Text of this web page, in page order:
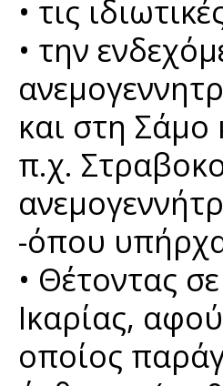
• τις
• την
και στη Σάμο
π.χ.
-όπου
• Θέτοντας
Ικαρίας,
οποίος